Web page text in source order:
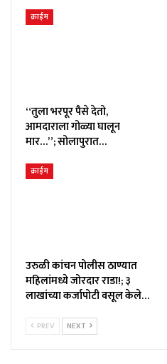
क्राईम
“तुला भरपूर पैसे देतो,
आमदाराला गोळ्या घालून
मार…”; सोलापुरात…
क्राईम
उरुळी कांचन पोलीस ठाण्यात
महिलांमध्ये जोरदार राडा!; ३
लाखांच्या कर्जापोटी वसूल केले…
PREV NEXT